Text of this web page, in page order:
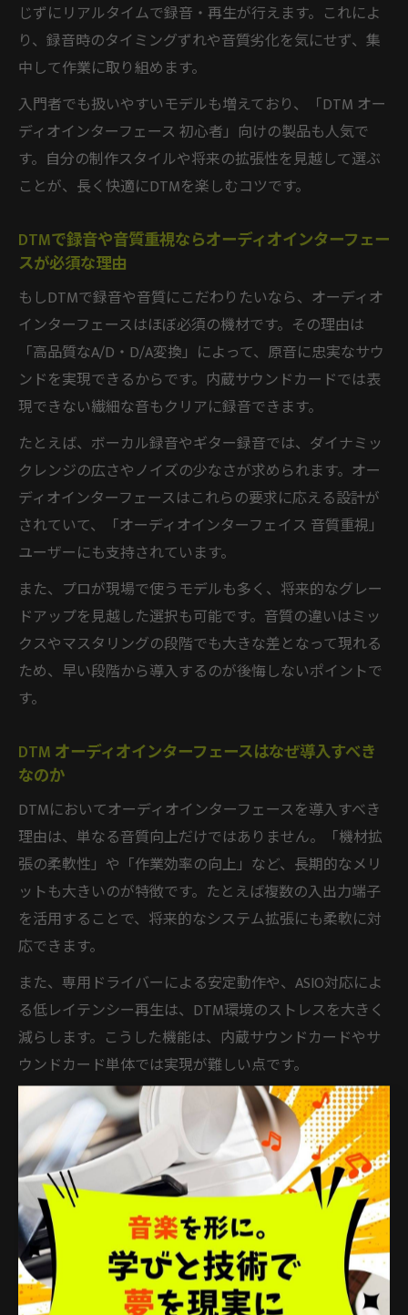
じずにリアルタイムで録音・再生が行えます。これによ
り、録音時のタイミングずれや音質劣化を気にせず、集
中して作業に取り組めます。
入門者でも扱いやすいモデルも増えており、「DTM オー
ディオインターフェース 初心者」向けの製品も人気で
す。自分の制作スタイルや将来の拡張性を見越して選ぶ
ことが、長く快適にDTMを楽しむコツです。
DTMで録音や音質重視ならオーディオインターフェー
スが必須な理由
もしDTMで録音や音質にこだわりたいなら、オーディオ
インターフェースはほぼ必須の機材です。その理由は
「高品質なA/D・D/A変換」によって、原音に忠実なサウ
ンドを実現できるからです。内蔵サウンドカードでは表
現できない繊細な音もクリアに録音できます。
たとえば、ボーカル録音やギター録音では、ダイナミッ
クレンジの広さやノイズの少なさが求められます。オー
ディオインターフェースはこれらの要求に応える設計が
されていて、「オーディオインターフェイス 音質重視」
ユーザーにも支持されています。
また、プロが現場で使うモデルも多く、将来的なグレー
ドアップを見越した選択も可能です。音質の違いはミッ
クスやマスタリングの段階でも大きな差となって現れる
ため、早い段階から導入するのが後悔しないポイントで
す。
DTM オーディオインターフェースはなぜ導入すべき
なのか
DTMにおいてオーディオインターフェースを導入すべき
理由は、単なる音質向上だけではありません。「機材拡
張の柔軟性」や「作業効率の向上」など、長期的なメリ
ットも大きいのが特徴です。たとえば複数の入出力端子
を活用することで、将来的なシステム拡張にも柔軟に対
応できます。
また、専用ドライバーによる安定動作や、ASIO対応によ
る低レイテンシー再生は、DTM環境のストレスを大きく
減らします。こうした機能は、内蔵サウンドカードやサ
ウンドカード単体では実現が難しい点です。
「DTM オーディオインターフェース いらない」と感じる
方でも、実際に導入してみると作業効率や音のクリアさ
の違いに驚くことが多いです。自分の用途や予算に合っ
た製品選びが、失敗しない導入のコツです。
DTM初心者が知っておくべきオーディオインターフェ
ースの必要性
DTM初心者にとって、オーディオインターフェースは